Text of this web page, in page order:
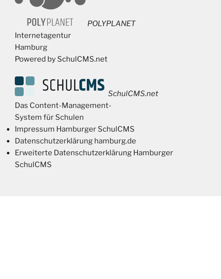
POLYPLANET
Internetagentur
Hamburg
Powered by SchulCMS.net
SchulCMS.net
Das Content-Management-
System für Schulen
Impressum Hamburger SchulCMS
Datenschutzerklärung hamburg.de
Erweiterte Datenschutzerklärung Hamburger
SchulCMS